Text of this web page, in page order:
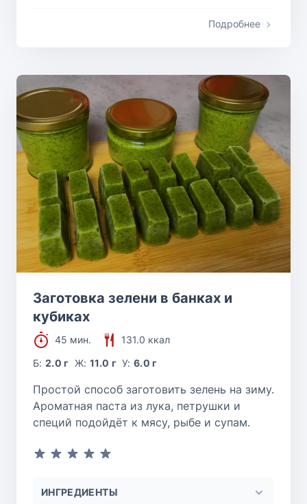
Подробнее
Заготовка зелени в банках и
кубиках
45 мин.
131.0 ккал
Б:2.0 г Ж: 11.0 г У:6.0 г
Простой способ заготовить зелень на зиму.
Ароматная паста из лука, петрушки и
специй подойдёт к мясу, рыбе и супам.
ИНГРЕДИЕНТЫ